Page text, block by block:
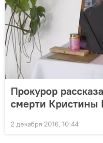
Прокурор
смерти Кристины
2 декабря 2016, 10:44